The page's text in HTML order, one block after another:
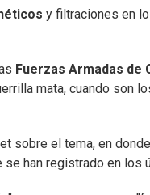
y filtraciones en
Fuerzas Armadas de
mata, cuando son
sobre el tema, en
se han registrado en los